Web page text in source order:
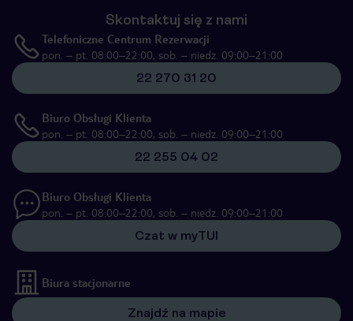
Skontaktuj się z nami
Telefoniczne Centrum Rezerwacji
pon. – pt. 08:00–22:00, sob. – niedz. 09:00–21:00
22 270 31 20
Biuro Obsługi Klienta
pon. – pt. 08:00–22:00, sob. – niedz. 09:00–21:00
22 255 04 02
Biuro Obsługi Klienta
pon. – pt. 08:00–22:00, sob. – niedz. 09:00–21:00
Czat w myTUI
Biura stacjonarne
Znajdź na mapie